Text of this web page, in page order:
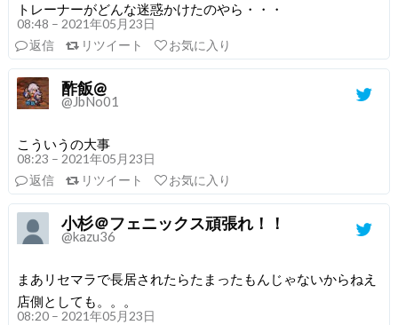
トレーナーがどんな迷惑かけたのやら・・・
08:48 – 2021年05月23日
返信
リツイート お気に入り
酢飯@
@JbNo01
こういうの大事
08:23 – 2021年05月23日
返信
リツイート お気に入り
小杉＠フェニックス頑張れ！！
@kazu36
まあリセマラで長居されたらたまったもんじゃないからねえ
店側としても。。。
08:20 – 2021年05月23日